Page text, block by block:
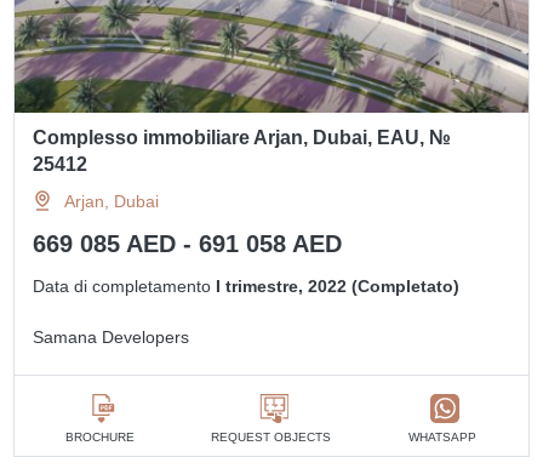
Complesso immobiliare Arjan, Dubai, EAU, №
25412
Arjan, Dubai
669 085 AED - 691 058 AED
Data di completamento I trimestre, 2022 (Completato)
Samana Developers
BROCHURE REQUEST OBJECTS WHATSAPP